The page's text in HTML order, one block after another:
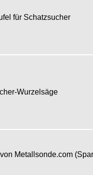
für Schatzsucher
Wurzelsäge
Metallsonde.com